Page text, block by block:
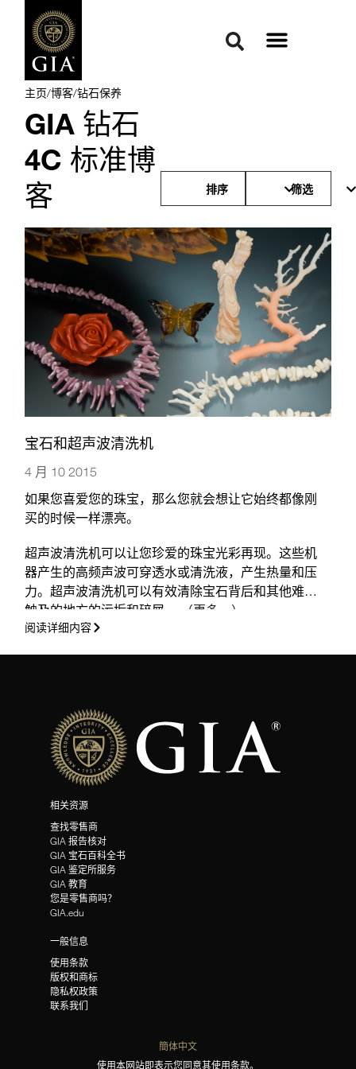
主页/博客/钻石保养
GIA 钻石
4C 标准博
客
排序 筛选
宝石和超声波清洗机
4 月 10 2015
如果您喜爱您的珠宝，那么您就会想让它始终都像刚
买的时候一样漂亮。
超声波清洗机可以让您珍爱的珠宝光彩再现。这些机
器产生的高频声波可穿透水或清洗液，产生热量和压
力。超声波清洗机可以有效清除宝石背后和其他难以
触及的地方的污垢和碎屑。
（更多…）
阅读详细内容
相关资源
查找零售商
GIA 报告核对
GIA 宝石百科全书
GIA 鉴定所服务
GIA 教育
您是零售商吗？
GIA.edu
一般信息
使用条款
版权和商标
隐私权政策
联系我们
簡体中文
使用本网站即表示您同意其使用条款。